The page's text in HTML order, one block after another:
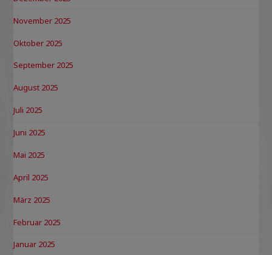
November 2025
Oktober 2025
September 2025
August 2025
Juli 2025
Juni 2025
Mai 2025
April 2025
März 2025
Februar 2025
Januar 2025